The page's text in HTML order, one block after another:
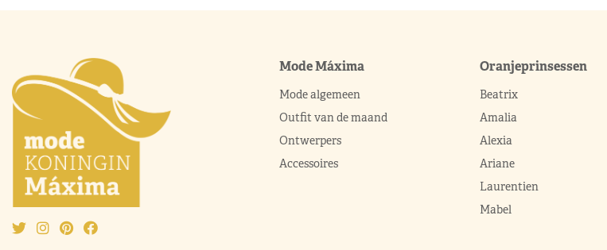
Mode Máxima
Mode algemeen
Outfit van de maand
Ontwerpers
Accessoires
Oranjeprinsessen
Beatrix
Amalia
Alexia
Ariane
Laurentien
Mabel